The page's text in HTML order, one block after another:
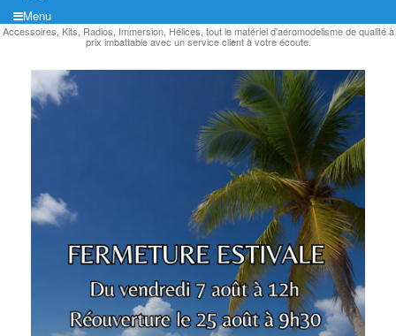
Menu
Accessoires, Kits, Radios, Immersion, Hélices, tout le matériel d'aéromodelisme de qualité à
prix imbattable avec un service client à votre écoute.